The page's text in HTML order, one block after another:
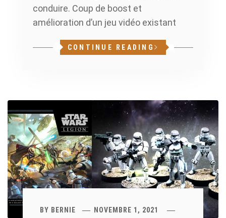
conduire. Coup de boost et
amélioration d’un jeu vidéo existant
CONTINUE READING
BY BERNIE NOVEMBRE 1, 2021